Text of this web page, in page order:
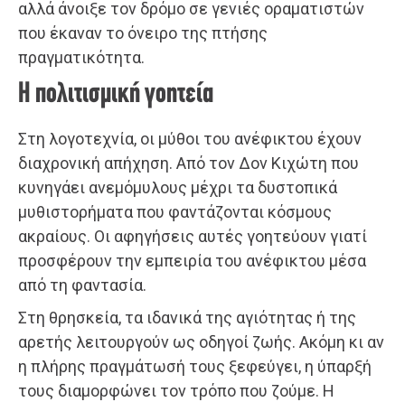
αλλά άνοιξε τον δρόμο σε γενιές οραματιστών
που έκαναν το όνειρο της πτήσης
πραγματικότητα.
Η πολιτισμική γοητεία
Στη λογοτεχνία, οι μύθοι του ανέφικτου έχουν
διαχρονική απήχηση. Από τον Δον Κιχώτη που
κυνηγάει ανεμόμυλους μέχρι τα δυστοπικά
μυθιστορήματα που φαντάζονται κόσμους
ακραίους. Οι αφηγήσεις αυτές γοητεύουν γιατί
προσφέρουν την εμπειρία του ανέφικτου μέσα
από τη φαντασία.
Στη θρησκεία, τα ιδανικά της αγιότητας ή της
αρετής λειτουργούν ως οδηγοί ζωής. Ακόμη κι αν
η πλήρης πραγμάτωσή τους ξεφεύγει, η ύπαρξή
τους διαμορφώνει τον τρόπο που ζούμε. Η